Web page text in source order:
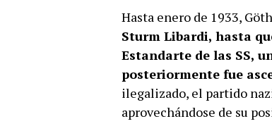
Hasta enero de 1933, Göth
Sturm Libardi, hasta
Estandarte de las SS,
posteriormente fue
ilegalizado, el partido
aprovechándose de su